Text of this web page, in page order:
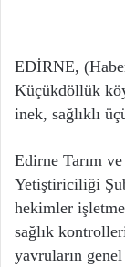
EDİRNE,
Küçükdöllük
inek, sağlıklı
Edirne Tarım
Yetiştiriciliği
hekimler
sağlık
yavruların